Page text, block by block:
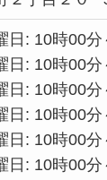
日: 10時00
日: 10時00
日: 10時00分
日: 10時00分
日: 10時00分
日: 10時00分